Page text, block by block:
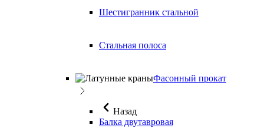
Шестигранник стальной
Стальная полоса
Фасонный прокат
Назад
Балка двутавровая